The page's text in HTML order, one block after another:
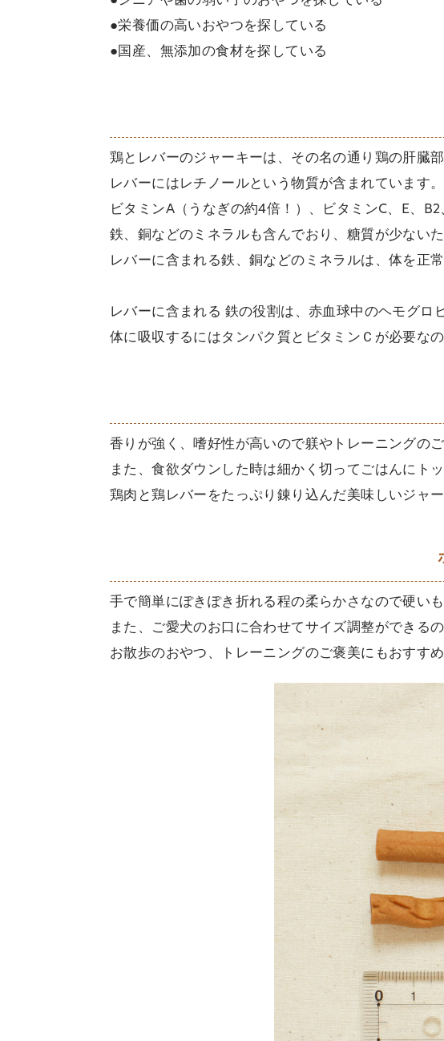
●栄養価の高いおやつを探している
●国産、無添加の食材を探している
鶏とレバーのジャーキーは、その名の通り鶏の肝臓
レバーにはレチノールという物質が含まれています。
ビタミンA（うなぎの約4倍！）、ビタミンC、E、
鉄、銅などのミネラルも含んでおり、糖質が少ない
レバーに含まれる鉄、銅などのミネラルは、体を正
レバーに含まれる 鉄の役割は、赤血球中のヘモグロ
体に吸収するにはタンパク質とビタミンＣが必要な
香りが強く、嗜好性が高いので躾やトレーニングの
また、食欲ダウンした時は細かく切ってごはんにト
鶏肉と鶏レバーをたっぷり錬り込んだ美味しいジャ
手で簡単にぽきぽき折れる程の柔らかさなので硬い
また、ご愛犬のお口に合わせてサイズ調整ができる
お散歩のおやつ、トレーニングのご褒美にもおすすめ